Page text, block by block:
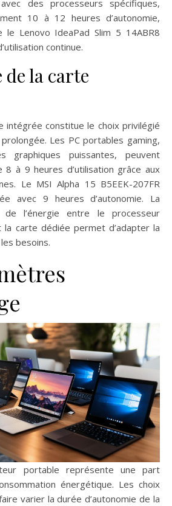
des processeurs spécifiques,
10 à 12 heures d’autonomie,
le Lenovo IdeaPad Slim 5 14ABR8
continue.
de la carte
intégrée constitue le choix privilégié
Les PC portables gaming,
graphiques puissantes, peuvent
8 à 9 heures d’utilisation grâce aux
Le MSI Alpha 15 B5EEK-207FR
avec 9 heures d’autonomie. La
de l’énergie entre le processeur
carte dédiée permet d’adapter la
besoins.
portable représente une part
énergétique. Les choix
varier la durée d’autonomie de la